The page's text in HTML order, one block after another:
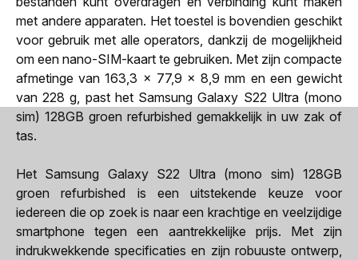
met andere apparaten. Het toestel is bovendien geschikt
voor gebruik met alle operators, dankzij de mogelijkheid
om een nano-SIM-kaart te gebruiken. Met zijn compacte
afmetinge van 163,3 x 77,9 x 8,9 mm en een gewicht
van 228 g, past het Samsung Galaxy S22 Ultra (mono
sim) 128GB groen refurbished gemakkelijk in uw zak of
tas.
Het Samsung Galaxy S22 Ultra (mono sim) 128GB
groen refurbished is een uitstekende keuze voor
iedereen die op zoek is naar een krachtige en veelzijdige
smartphone tegen een aantrekkelijke prijs. Met zijn
indrukwekkende specificaties en zijn robuuste ontwerp,